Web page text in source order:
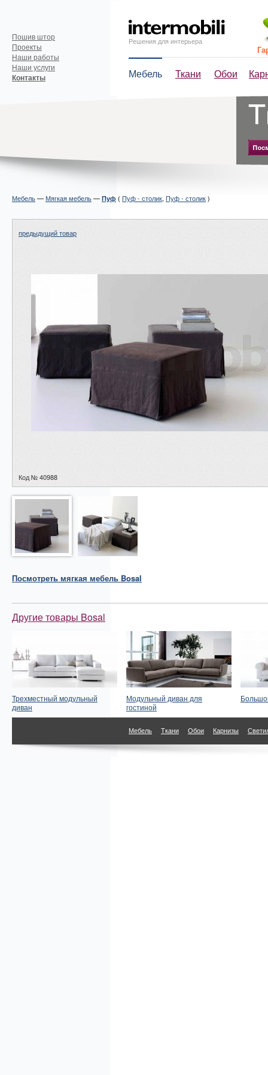
Решения для интерьера
Мебель Ткани Обои
Пошив штор
Проекты
Наши работы
Наши услуги
Контакты
Мебель— Мягкая мебель— Пуф ( Пуф - столик, Пуф - столик)
предыдущий товар
Код № 40988
Посмотреть мягкая мебель Bosal
Другие товары Bosal
Трехместный модульный
диван
Модульный диван для
гостиной
Мебель Ткани Обои Карнизы